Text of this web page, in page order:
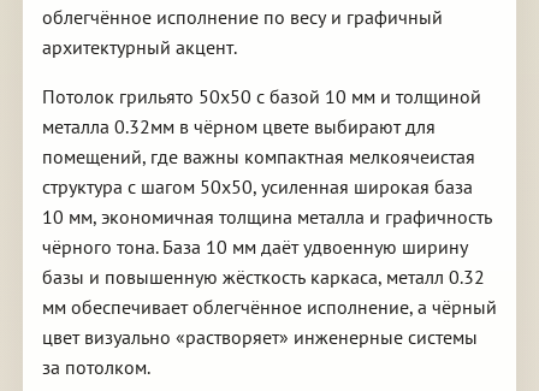
облегчённое исполнение по весу и графичный
архитектурный акцент.
Потолок грильято 50х50 с базой 10 мм и толщиной
металла 0.32мм в чёрном цвете выбирают для
помещений, где важны компактная мелкоячеистая
структура с шагом 50х50, усиленная широкая база
10 мм, экономичная толщина металла и графичность
чёрного тона. База 10 мм даёт удвоенную ширину
базы и повышенную жёсткость каркаса, металл 0.32
мм обеспечивает облегчённое исполнение, а чёрный
цвет визуально «растворяет» инженерные системы
за потолком.